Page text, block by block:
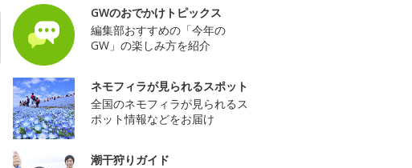
GWのおでかけトピックス
編集部おすすめの「今年の
GW」の楽しみ方を紹介
ネモフィラが見られるスポット
全国のネモフィラが見られるス
ポット情報などをお届け
潮干狩りガイド